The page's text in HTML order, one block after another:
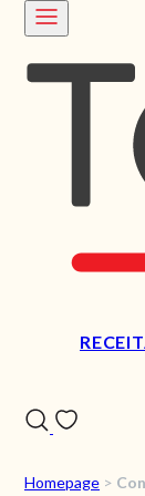
Homepage >